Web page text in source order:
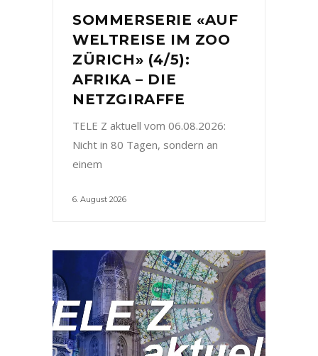
SOMMERSERIE «AUF
WELTREISE IM ZOO
ZÜRICH» (4/5):
AFRIKA – DIE
NETZGIRAFFE
TELE Z aktuell vom 06.08.2026:
Nicht in 80 Tagen, sondern an
einem
6. August 2026